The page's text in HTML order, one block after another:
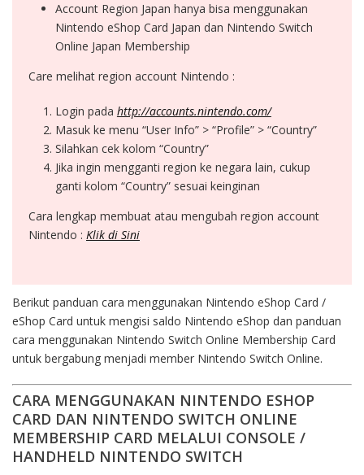
Account Region Japan hanya bisa menggunakan
Nintendo eShop Card Japan dan Nintendo Switch
Online Japan Membership
Care melihat region account Nintendo :
Login pada http://accounts.nintendo.com/
Masuk ke menu “User Info” > “Profile” > “Country”
Silahkan cek kolom “Country”
Jika ingin mengganti region ke negara lain, cukup
ganti kolom “Country” sesuai keinginan
Cara lengkap membuat atau mengubah region account
Nintendo : Klik di Sini
Berikut panduan cara menggunakan Nintendo eShop Card /
eShop Card untuk mengisi saldo Nintendo eShop dan panduan
cara menggunakan Nintendo Switch Online Membership Card
untuk bergabung menjadi member Nintendo Switch Online.
CARA MENGGUNAKAN NINTENDO ESHOP
CARD DAN NINTENDO SWITCH ONLINE
MEMBERSHIP CARD MELALUI CONSOLE /
HANDHELD NINTENDO SWITCH